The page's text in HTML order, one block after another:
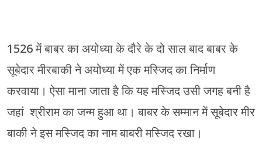
1526 में बाबर का अयोध्या के दौरे के दो साल बाद बाबर के
सूबेदार मीरबाकी ने अयोध्या में एक मस्जिद का निर्माण
करवाया। ऐसा माना जाता है कि यह मस्जिद उसी जगह बनी है
जहां श्रीराम का जन्म हुआ था। बाबर के सम्मान में सूबेदार मीर
बाकी ने इस मस्जिद का नाम बाबरी मस्जिद रखा।